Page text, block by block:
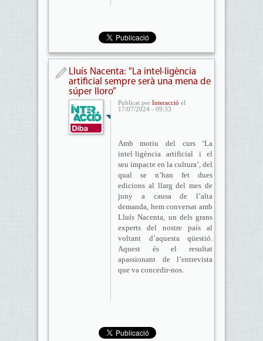
Lluís Nacenta: "La intel·ligència
artificial sempre serà una mena de
súper lloro”
Publicat per Interacció el
17/07/2024 - 09:33
Amb motiu del curs ‘La
intel·ligència artificial i el
seu impacte en la cultura’, del
qual se n’han fet dues
edicions al llarg del mes de
juny a causa de l’alta
demanda, hem conversat amb
Lluís Nacenta, un dels grans
experts del nostre país al
voltant d’aquesta qüestió.
Aquest és el resultat
apassionant de l’entrevista
que va concedir-nos.